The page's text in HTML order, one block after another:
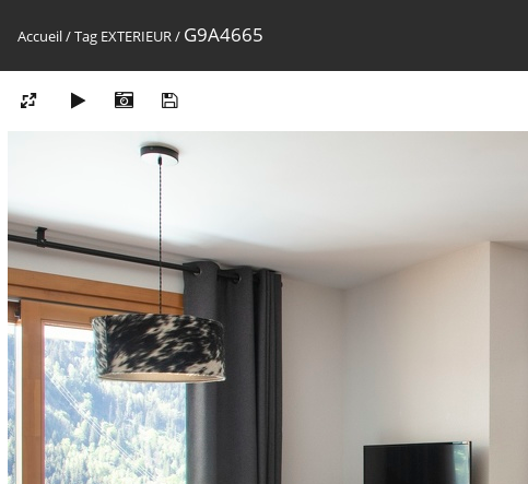
Accueil/Tag EXTERIEUR/ G9A4665